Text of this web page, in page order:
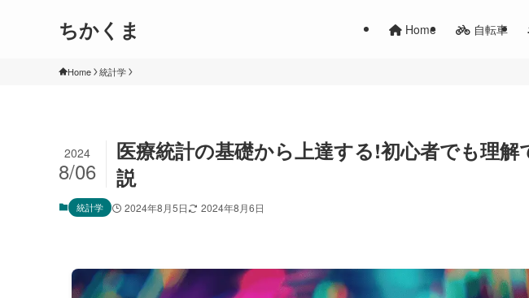
ちかくま Home 自転車
Home 統計学
医療統計の基礎から上達する!初心者でも理
説
2024
8/06
統計学 2024年8月5日 2024年8月6日